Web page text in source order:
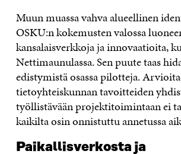
Muun muassa vahva alueellinen
OSKU:n kokemusten valossa
kansalaisverkkoja ja innovaatioita,
Nettimaunulassa. Sen puute taas
edistymistä osassa pilotteja.
tietoyhteiskunnan tavoitteiden
työllistävään projektitoimintaan ei
kaikilta osin onnistuttu annetussa
Paikallisverkosta ja